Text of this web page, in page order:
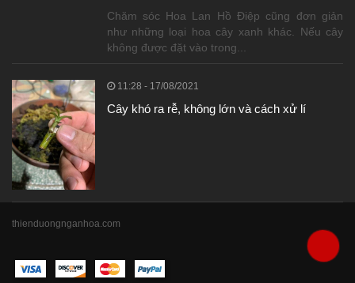
Chăm sóc Hoa Lan Hồ Điệp cũng đơn giản
như những loại hoa cây xanh khác. Nếu cây
không được đặt vào trong...
11:28 - 17/08/2021
Cây khó ra rễ, không lớn và cách xử lí
thienduongnganhoa.com 0826111000